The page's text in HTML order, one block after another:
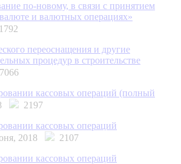
по-новому, в связи с принятием
и валютных операциях»
переоснащения и другие
процедур в строительстве
кассовых операций (полный
2197
кассовых операций
2018
2107
кассовых операций